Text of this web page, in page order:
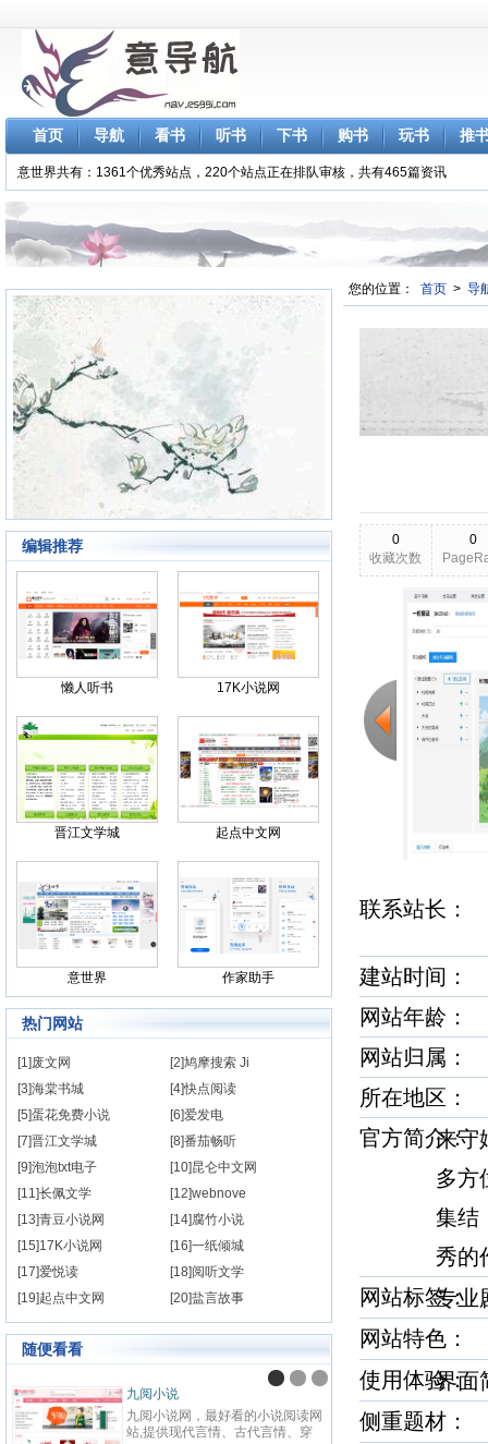
首页 导航 看书 听书 下书 购书 玩书 推
意世界共有：1361个优秀站点，220个站点正在排队审核，共有465篇资讯
编辑推荐
懒人听书 17K小说网
晋江文学城 起点中文网
意世界 作家助手
热门网站
[1]废文网
[2]鸠摩搜索 Ji
[3]海棠书城
[4]快点阅读
[5]蛋花免费小说
[6]爱发电
[7]晋江文学城
[8]番茄畅听
[9]泡泡txt电子
[10]昆仑中文网
[11]长佩文学
[12]webnove
[13]青豆小说网
[14]腐竹小说
[15]17K小说网
[16]一纸倾城
[17]爱悦读
[18]阅听文学
[19]起点中文网
[20]盐言故事
随便看看
九阅小说
九阅小说网，最好看的小说阅读网
站,提供现代言情、古代言情、穿
纵横
纵横
百度
您的位置： 首页 > 导
0
收藏次数
0
2026-03-24
更新日期
联系站长
建站时间
网站年龄：
网站归属：
所在地区
官方简介
来守
多方
集结
秀的
网站标签
专
网站特色
使用体验
界
侧重题材